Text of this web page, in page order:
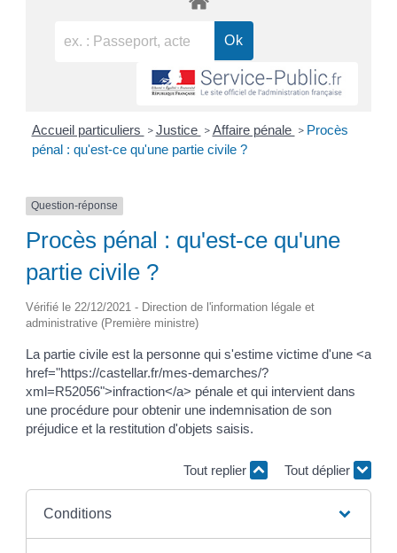
Accueil particuliers > Justice > Affaire pénale > Procès
pénal : qu'est-ce qu'une partie civile ?
Question-réponse
Procès pénal : qu'est-ce qu'une
partie civile ?
Vérifié le 22/12/2021 - Direction de l'information légale et
administrative (Première ministre)
La partie civile est la personne qui s'estime victime d'une <a
href="https://castellar.fr/mes-demarches/?
xml=R52056">infraction</a> pénale et qui intervient dans
une procédure pour obtenir une indemnisation de son
préjudice et la restitution d'objets saisis.
Tout replier Tout déplier
Conditions